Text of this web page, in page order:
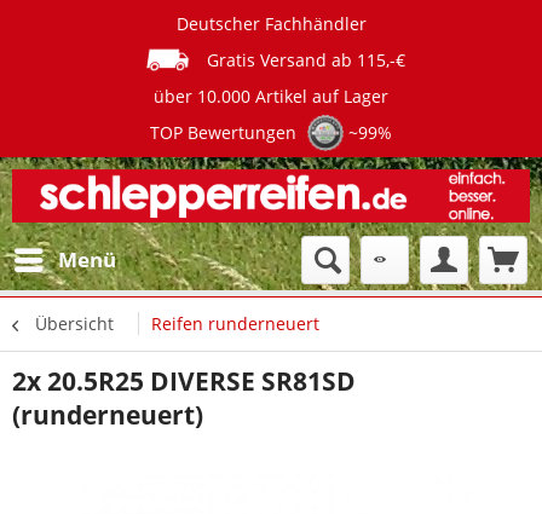
Deutscher Fachhändler
Gratis Versand ab 115,-€
über 10.000 Artikel auf Lager
TOP Bewertungen
~99%
Menü
Übersicht Reifen runderneuert
2x 20.5R25 DIVERSE SR81SD
(runderneuert)